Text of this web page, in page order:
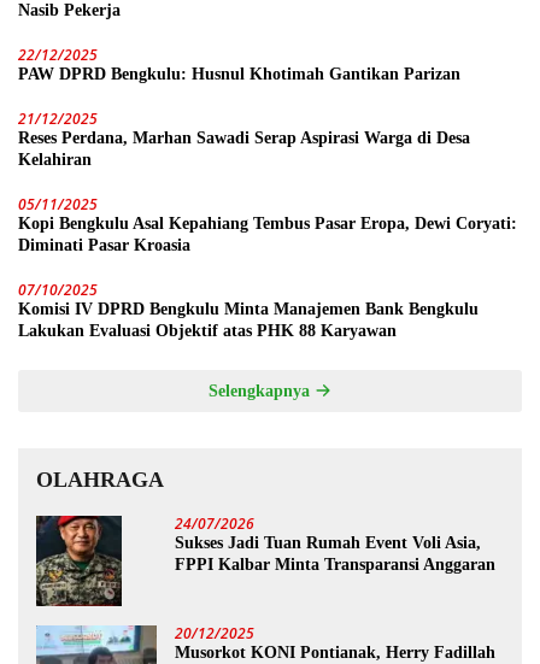
Nasib Pekerja
22/12/2025
PAW DPRD Bengkulu: Husnul Khotimah Gantikan Parizan
21/12/2025
Reses Perdana, Marhan Sawadi Serap Aspirasi Warga di Desa
Kelahiran
05/11/2025
Kopi Bengkulu Asal Kepahiang Tembus Pasar Eropa, Dewi Coryati:
Diminati Pasar Kroasia
07/10/2025
Komisi IV DPRD Bengkulu Minta Manajemen Bank Bengkulu
Lakukan Evaluasi Objektif atas PHK 88 Karyawan
Selengkapnya
OLAHRAGA
24/07/2026
Sukses Jadi Tuan Rumah Event Voli Asia,
FPPI Kalbar Minta Transparansi Anggaran
20/12/2025
Musorkot KONI Pontianak, Herry Fadillah